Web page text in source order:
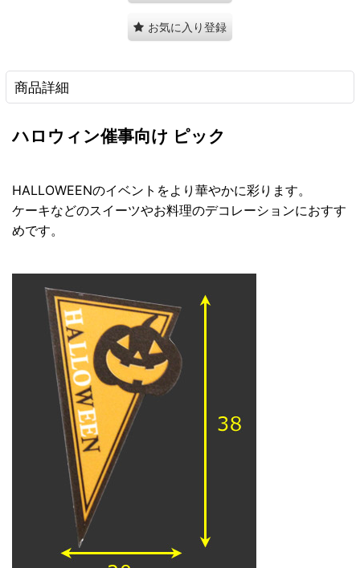
お気に入り登録
商品詳細
ハロウィン催事向け ピック
HALLOWEENのイベントをより華やかに彩ります。
ケーキなどのスイーツやお料理のデコレーションにおすす
めです。